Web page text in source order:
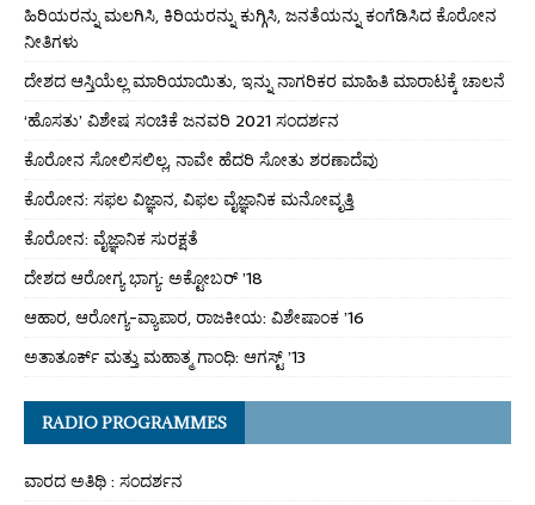
ಹಿರಿಯರನ್ನು ಮಲಗಿಸಿ, ಕಿರಿಯರನ್ನು ಕುಗ್ಗಿಸಿ, ಜನತೆಯನ್ನು ಕಂಗೆಡಿಸಿದ ಕೊರೋನ
ನೀತಿಗಳು
ದೇಶದ ಆಸ್ತಿಯೆಲ್ಲ ಮಾರಿಯಾಯಿತು, ಇನ್ನು ನಾಗರಿಕರ ಮಾಹಿತಿ ಮಾರಾಟಕ್ಕೆ ಚಾಲನೆ
‘ಹೊಸತು’ ವಿಶೇಷ ಸಂಚಿಕೆ ಜನವರಿ 2021 ಸಂದರ್ಶನ
ಕೊರೋನ ಸೋಲಿಸಲಿಲ್ಲ, ನಾವೇ ಹೆದರಿ ಸೋತು ಶರಣಾದೆವು
ಕೊರೋನ: ಸಫಲ ವಿಜ್ಞಾನ, ವಿಫಲ ವೈಜ್ಞಾನಿಕ ಮನೋವೃತ್ತಿ
ಕೊರೋನ: ವೈಜ್ಞಾನಿಕ ಸುರಕ್ಷತೆ
ದೇಶದ ಆರೋಗ್ಯ ಭಾಗ್ಯ: ಅಕ್ಟೋಬರ್ ’18
ಆಹಾರ, ಆರೋಗ್ಯ-ವ್ಯಾಪಾರ, ರಾಜಕೀಯ: ವಿಶೇಷಾಂಕ ’16
ಅತಾತೂರ್ಕ್ ಮತ್ತು ಮಹಾತ್ಮ ಗಾಂಧಿ: ಆಗಸ್ಟ್ ’13
RADIO PROGRAMMES
ವಾರದ ಅತಿಥಿ : ಸಂದರ್ಶನ